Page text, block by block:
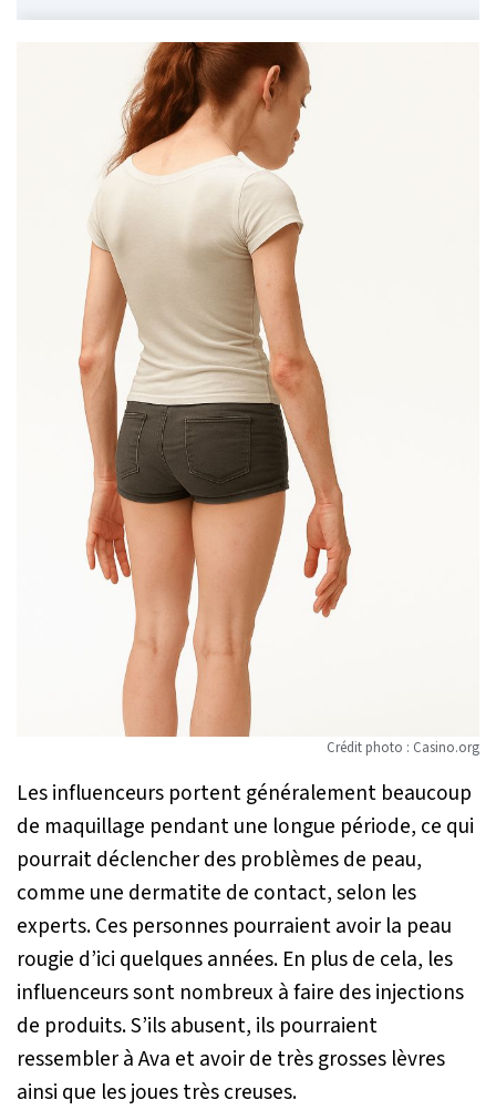
Crédit photo : Casino.org
Les influenceurs portent généralement beaucoup
de maquillage pendant une longue période, ce qui
pourrait déclencher des problèmes de peau,
comme une dermatite de contact, selon les
experts. Ces personnes pourraient avoir la peau
rougie d’ici quelques années. En plus de cela, les
influenceurs sont nombreux à faire des injections
de produits. S’ils abusent, ils pourraient
ressembler à Ava et avoir de très grosses lèvres
ainsi que les joues très creuses.